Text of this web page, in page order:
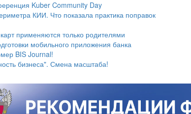
Kuber Community Day
КИИ. Что показала практика поправок
применяются только родителями
мобильного приложения банка
BIS Journal!
бизнеса". Смена масштаба!